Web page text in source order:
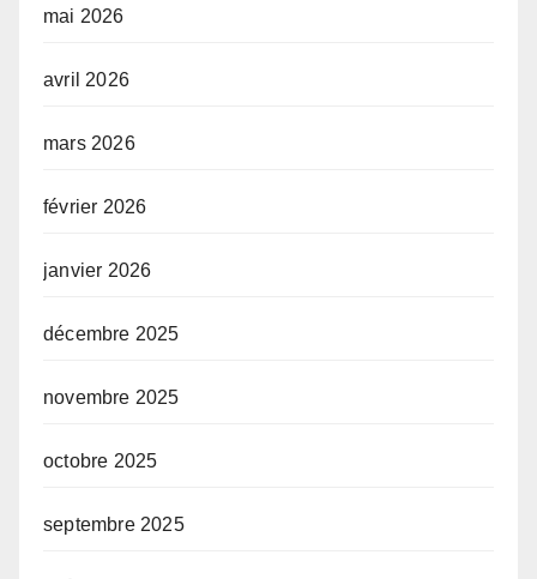
mai 2026
avril 2026
mars 2026
février 2026
janvier 2026
décembre 2025
novembre 2025
octobre 2025
septembre 2025